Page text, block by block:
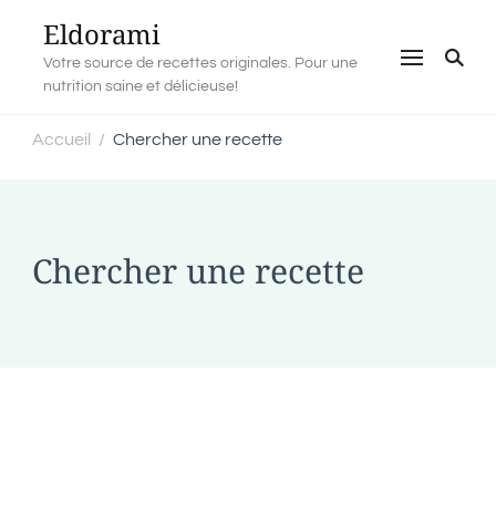
Eldorami
Votre source de recettes originales. Pour une
nutrition saine et délicieuse!
Accueil / Chercher une recette
Chercher une recette